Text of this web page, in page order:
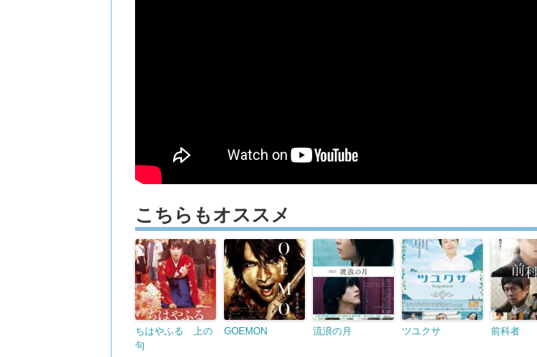
こちらもオススメ
ちはやふる 上の
句
GOEMON 流浪の月 ツユクサ 前科者